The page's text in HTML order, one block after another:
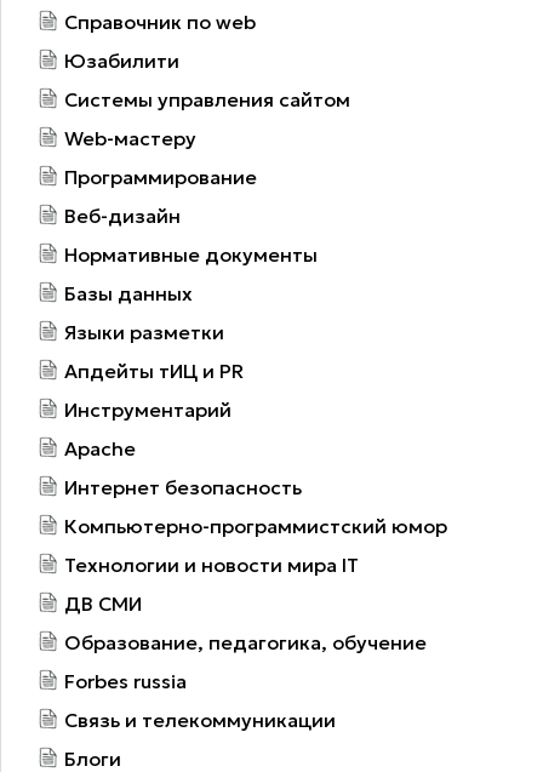
Справочник по web
Юзабилити
Системы управления сайтом
Web-мастеру
Программирование
Веб-дизайн
Нормативные документы
Базы данных
Языки разметки
Апдейты тИЦ и PR
Инструментарий
Apache
Интернет безопасность
Компьютерно-программистский юмор
Технологии и новости мира IT
ДВ СМИ
Образование, педагогика, обучение
Forbes russia
Связь и телекоммуникации
Блоги